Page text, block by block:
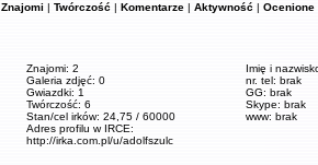
Znajomi | Twórczość | Komentarze | Aktywność | Ocenione
Znajomi: 2
Galeria zdjęć: 0
Gwiazdki: 1
Twórczość: 6
Stan/cel irków: 24,75 / 60000
Adres profilu w IRCE:
http://irka.com.pl/u/adolfszulc
Imię i
nr. tel: brak
GG: brak
Skype: brak
www: brak